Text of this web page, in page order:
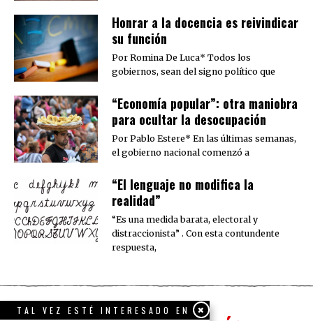
​Honrar a la docencia es reivindicar
su función
Por Romina De Luca* Todos los
gobiernos, sean del signo político que
“Economía popular”: otra maniobra
para ocultar la desocupación
Por Pablo Estere* En las últimas semanas,
el gobierno nacional comenzó a
“El lenguaje no modifica la
realidad”
“Es una medida barata, electoral y
distraccionista” . Con esta contundente
respuesta,
TAL VEZ ESTÉ INTERESADO EN